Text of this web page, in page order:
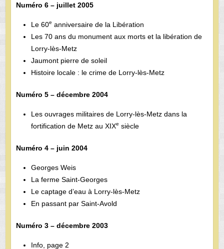
Numéro 6 – juillet 2005
Le 60e anniversaire de la Libération
Les 70 ans du monument aux morts et la libération de
Lorry-lès-Metz
Jaumont pierre de soleil
Histoire locale : le crime de Lorry-lès-Metz
Numéro 5 – décembre 2004
Les ouvrages militaires de Lorry-lès-Metz dans la
fortification de Metz au XIXe siècle
Numéro 4 – juin 2004
Georges Weis
La ferme Saint-Georges
Le captage d’eau à Lorry-lès-Metz
En passant par Saint-Avold
Numéro 3 – décembre 2003
Info, page 2